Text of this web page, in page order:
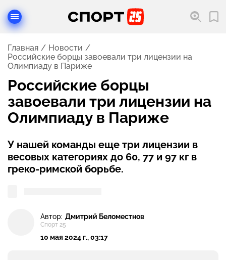
Главная
Новости
Российские борцы завоевали три лицензии на
Олимпиаду в Париже
Российские борцы
завоевали три лицензии на
Олимпиаду в Париже
У нашей команды еще три лицензии в
весовых категориях до 60, 77 и 97 кг в
греко-римской борьбе.
Автор: Дмитрий Беломестнов
Спорт 25
10 мая 2024 г., 03:17